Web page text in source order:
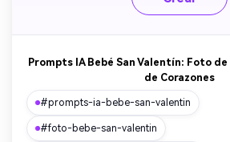
Prompts IA Bebé San Valentín: Foto
de Corazones
#prompts-ia-bebe-san-valentin
#foto-bebe-san-valentin